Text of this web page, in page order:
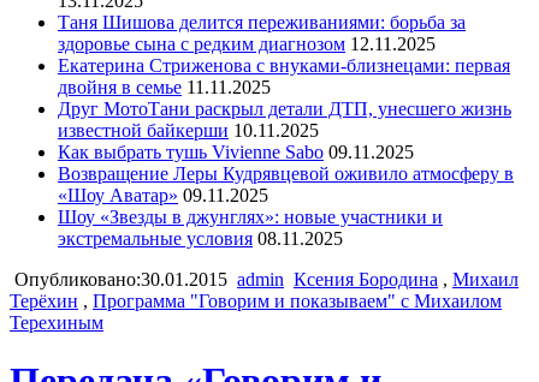
Таня Шишова делится переживаниями: борьба за
здоровье сына с редким диагнозом 12.11.2025
Екатерина Стриженова с внуками-близнецами: первая
двойня в семье 11.11.2025
Друг МотоТани раскрыл детали ДТП, унесшего жизнь
известной байкерши 10.11.2025
Как выбрать тушь Vivienne Sabo 09.11.2025
Возвращение Леры Кудрявцевой оживило атмосферу в
«Шоу Аватар» 09.11.2025
Шоу «Звезды в джунглях»: новые участники и
экстремальные условия 08.11.2025
Опубликовано:30.01.2015 admin Ксения Бородина , Михаил
Терёхин , Программа "Говорим и показываем" с Михаилом
Терехиным